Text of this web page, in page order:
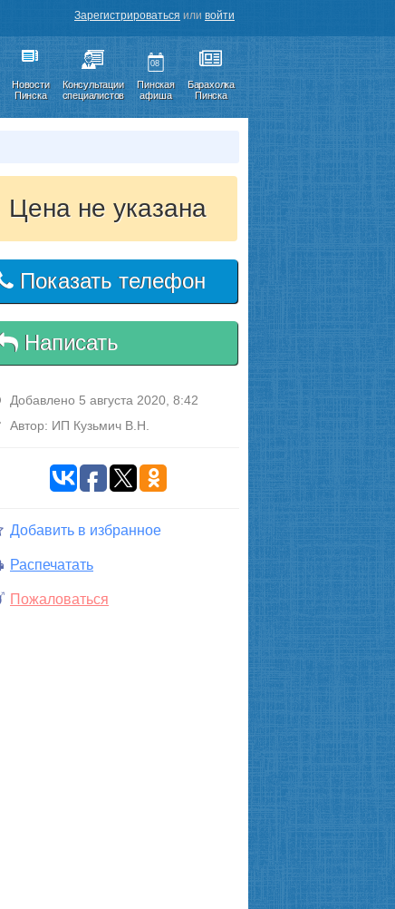
Зарегистрироваться или войти
Новости
Пинска
Консультации
специалистов
08
Пинская
афиша
Барахолка
Пинска
Цена не указана
Показать телефон
Написать
Добавлено 5 августа 2020, 8:42
Автор: ИП Кузьмич В.Н.
Добавить в избранное
Распечатать
Пожаловаться